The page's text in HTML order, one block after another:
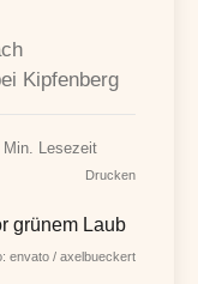
Kipfenberg
Min. Lesezeit
Drucken
envato / axelbueckert